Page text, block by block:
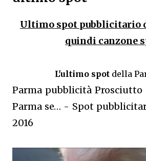
Ultimo spot pubblicitario
quindi canzone
L'ultimo spot della
Parma pubblicità Prosciutto
Parma se… - Spot
2016